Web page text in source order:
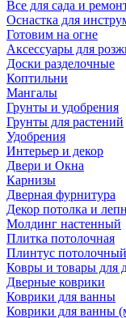
Все для сада и
Оснастка для
Готовим на огне
Аксессуары для
Доски разделочные
Коптильни
Мангалы
Грунты и удобрения
Грунты для растений
Удобрения
Интерьер и декор
Двери и Окна
Карнизы
Дверная фурнитура
Декор потолка и
Молдинг настенный
Плитка потолочная
Плинтус потолочный
Ковры и товары для
Дверные коврики
Коврики для ванны
Коврики для ванны